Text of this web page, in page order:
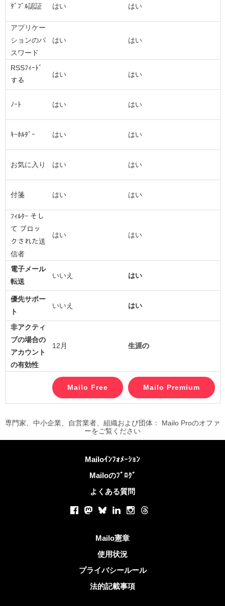
ﾀﾞﾌﾞﾙ認証 はい はい
アプリケー
ションのパ
スワード
はい はい
RSSﾌｨｰﾄﾞ
する
はい はい
ﾉｰﾄ はい はい
ｷｰﾎﾙﾀﾞｰ はい はい
お気に入り はい はい
付箋 はい はい
ﾌｨﾙﾀｰ そし
て ブロッ
クされた送
信者
はい はい
電子メール
転送
いいえ はい
優先サポー
ト
いいえ はい
非アクティ
ブの場合の
アカウント
の有効性
12月 生涯の
専門家、中小企業、自営業者、組織および団体： Mailo Proのオファ
ーをご覧ください
Mailoｲﾝﾌｫﾒｰｼｮﾝ
Mailoのﾌﾞﾛｸﾞ
よくある質問
ソーシャルネットワーク
Facebook
Mastodon
BlueskyLinkedInInstagram
Threads
Mailo憲章
使用状況
プライバシールール
法的記載事項